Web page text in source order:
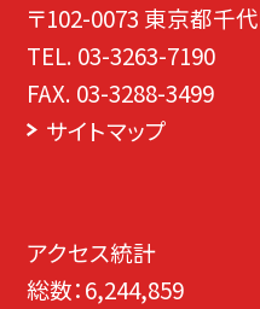
〒102-0073 東京都千
TEL. 03-3263-7190
FAX. 03-3288-3499
サイトマップ
アクセス統計
総数：6,244,859